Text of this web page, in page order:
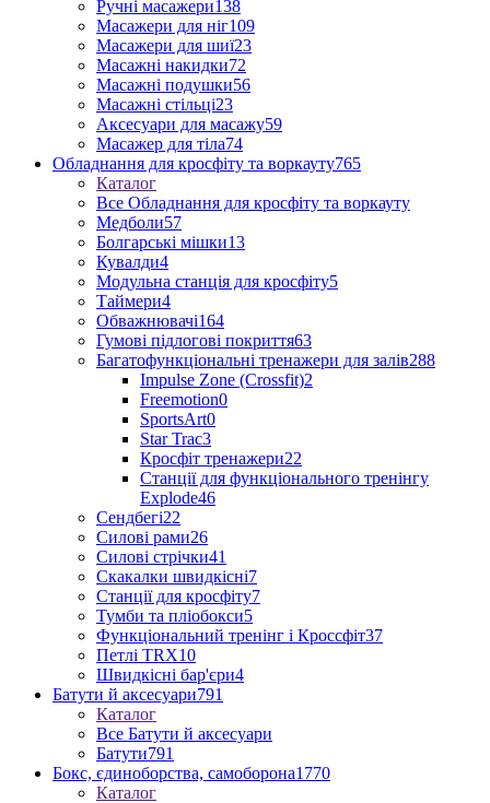
Ручні масажери138
Масажери для ніг109
Масажери для шиї23
Масажні накидки72
Масажні подушки56
Масажні стільці23
Аксесуари для масажу59
Масажер для тіла74
Обладнання для кросфіту та воркауту765
Каталог
Все Обладнання для кросфіту та воркауту
Медболи57
Болгарські мішки13
Кувалди4
Модульна станція для кросфіту5
Таймери4
Обважнювачі164
Гумові підлогові покриття63
Багатофункціональні тренажери для залів288
Impulse Zone (Crossfit)2
Freemotion0
SportsArt0
Star Trac3
Кросфіт тренажери22
Станції для функціонального тренінгу
Explode46
Сендбегі22
Силові рами26
Силові стрічки41
Скакалки швидкісні7
Станції для кросфіту7
Тумби та пліобокси5
Функціональний тренінг і Кроссфіт37
Петлі TRX10
Швидкісні бар'єри4
Батути й аксесуари791
Каталог
Все Батути й аксесуари
Батути791
Бокс, єдиноборства, самоборона1770
Каталог